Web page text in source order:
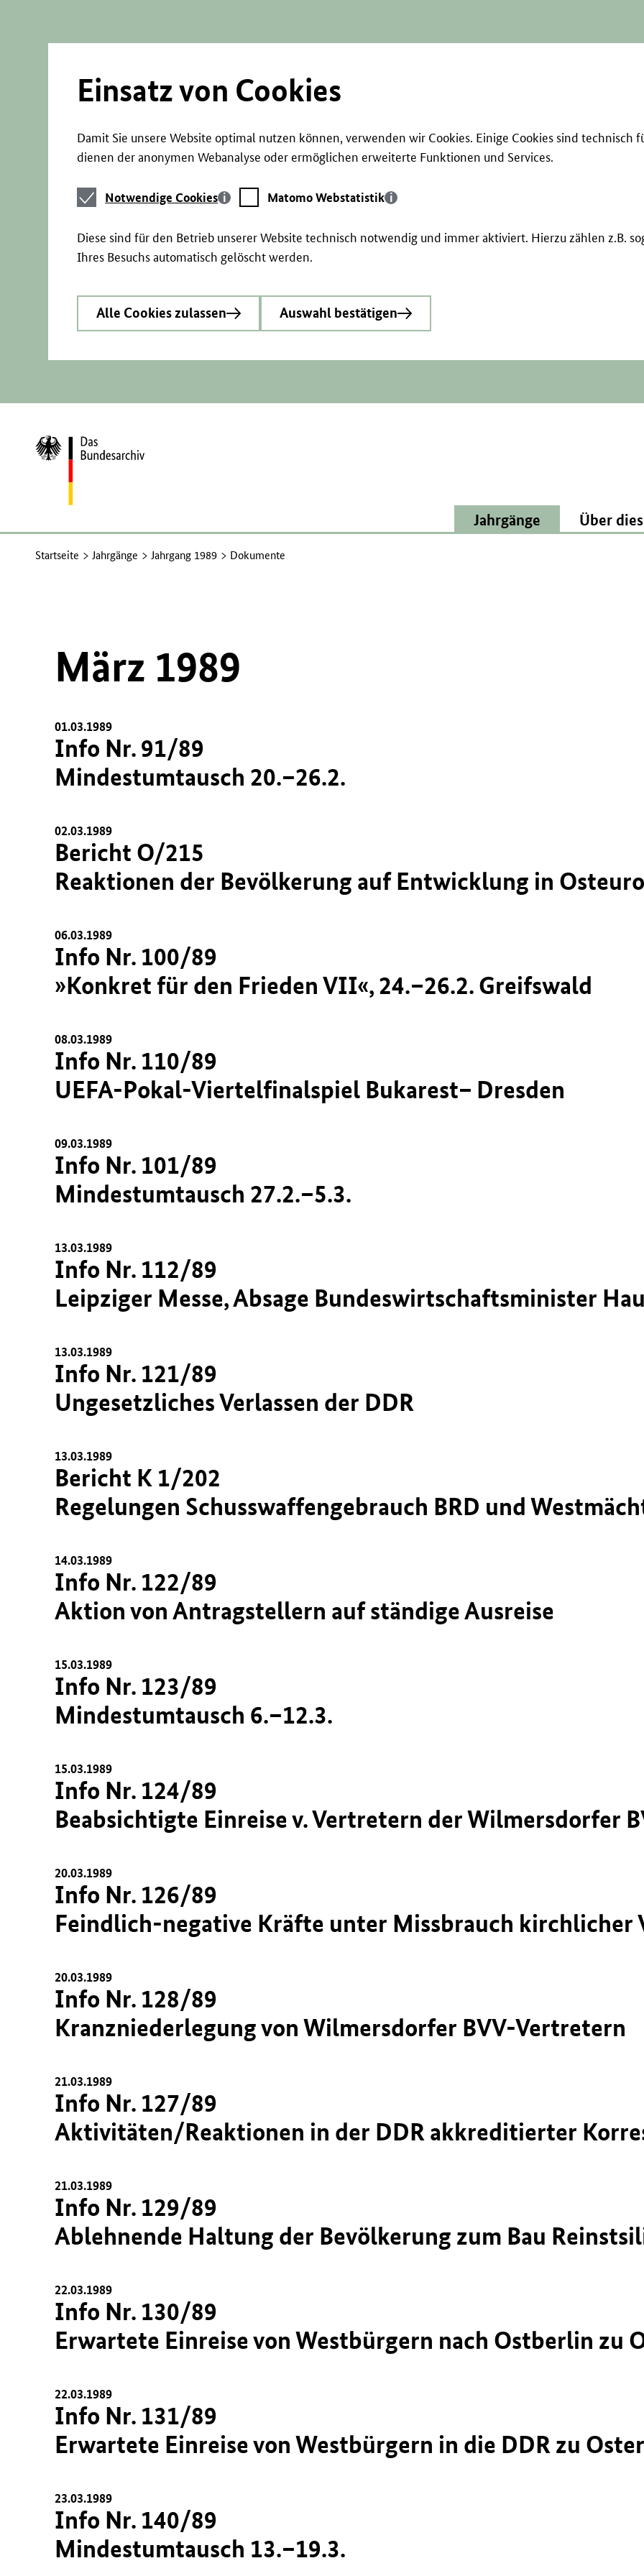
Einsatz von Cookies
Damit Sie unsere Website optimal nutzen können, verwenden wir Cookies. Einige Cookies sind technisch
dienen der anonymen Webanalyse oder ermöglichen erweiterte Funktionen und Services.
Notwendige
Cookies
Notwendige Cookies
Matomo
Webstatistik
Matomo Webstatistik
Diese sind für den Betrieb unserer Website technisch notwendig und immer aktiviert. Hierzu zählen z.B.
Ihres Besuchs automatisch gelöscht werden.
Alle Cookies zulassen Auswahl bestätigen
Zur
Startseite
Jahrgänge Über
Startseite Jahrgänge Jahrgang 1989 Dokumente
März 1989
01.03.1989
Info Nr. 91/89
Mindestumtausch 20.–26.2.
02.03.1989
Bericht O/215
Reaktionen der Bevölkerung auf Entwicklung in
06.03.1989
Info Nr. 100/89
»Konkret für den Frieden VII«, 24.–26.2. Greifswald
08.03.1989
Info Nr. 110/89
UEFA-Pokal-Viertelfinalspiel Bukarest– Dresden
09.03.1989
Info Nr. 101/89
Mindestumtausch 27.2.–5.3.
13.03.1989
Info Nr. 112/89
Leipziger Messe, Absage Bundeswirtschaftsminister
13.03.1989
Info Nr. 121/89
Ungesetzliches Verlassen der DDR
13.03.1989
Bericht K 1/202
Regelungen Schusswaffengebrauch BRD und
14.03.1989
Info Nr. 122/89
Aktion von Antragstellern auf ständige Ausreise
15.03.1989
Info Nr. 123/89
Mindestumtausch 6.–12.3.
15.03.1989
Info Nr. 124/89
Beabsichtigte Einreise v. Vertretern der Wilmersdorfer
20.03.1989
Info Nr. 126/89
Feindlich-negative Kräfte unter Missbrauch kirchlicher
20.03.1989
Info Nr. 128/89
Kranzniederlegung von Wilmersdorfer BVV-Vertretern
21.03.1989
Info Nr. 127/89
Aktivitäten/Reaktionen in der DDR akkreditierter
21.03.1989
Info Nr. 129/89
Ablehnende Haltung der Bevölkerung zum Bau
22.03.1989
Info Nr. 130/89
Erwartete Einreise von Westbürgern nach Ostberlin zu
22.03.1989
Info Nr. 131/89
Erwartete Einreise von Westbürgern in die DDR zu
23.03.1989
Info Nr. 140/89
Mindestumtausch 13.–19.3.